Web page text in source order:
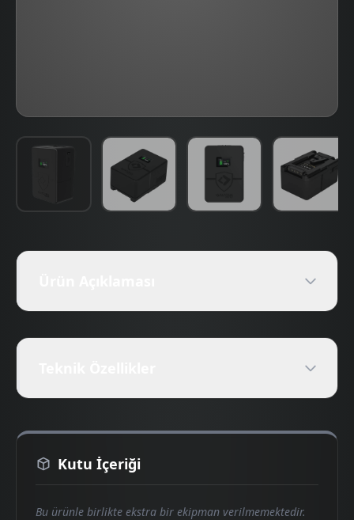
Kutu İçeriği
Bu ürünle birlikte ekstra bir ekipman verilmemektedir.